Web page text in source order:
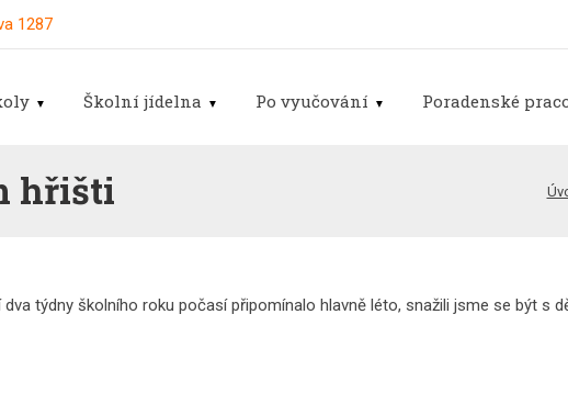
1287
Školní jídelna Po vyučování Poradenské
hřišti
dva týdny školního roku počasí připomínalo hlavně léto, snažili jsme se být s